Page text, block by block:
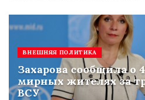
ВНЕШНЯЯ ПОЛИТИКА
Захарова сообщила о
мирных жителях за
ВСУ